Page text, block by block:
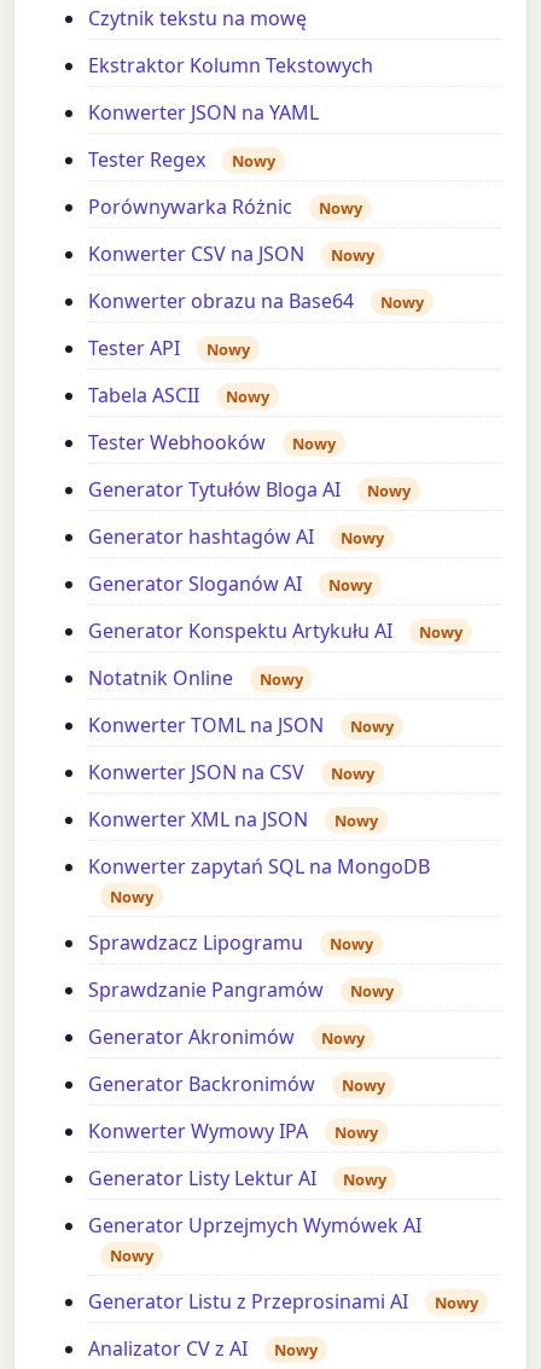
Czytnik tekstu na mowę
Ekstraktor Kolumn Tekstowych
Konwerter JSON na YAML
Tester Regex
Nowy
Porównywarka Różnic Nowy
Konwerter CSV na JSON Nowy
Konwerter obrazu na Base64 Nowy
Tester API Nowy
Tabela ASCII Nowy
Tester Webhooków Nowy
Generator Tytułów Bloga AI Nowy
Generator hashtagów AI Nowy
Generator Sloganów AI Nowy
Generator Konspektu Artykułu AI Nowy
Notatnik Online Nowy
Konwerter TOML na JSON Nowy
Konwerter JSON na CSV Nowy
Konwerter XML na JSON Nowy
Konwerter zapytań SQL na MongoDB
Nowy
Sprawdzacz Lipogramu Nowy
Sprawdzanie Pangramów Nowy
Generator Akronimów Nowy
Generator Backronimów Nowy
Konwerter Wymowy IPA Nowy
Generator Listy Lektur AI Nowy
Generator Uprzejmych Wymówek AI
Nowy
Generator Listu z Przeprosinami AI Nowy
Analizator CV z AI Nowy